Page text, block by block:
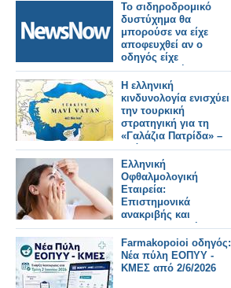
Το σιδηροδρομικό
δυστύχημα θα
μπορούσε να είχε
αποφευχθεί αν ο
οδηγός είχε
χρησιμοποιήσει το
σύστημα έκτακτης
ανάγκης σύμφωνα με
έρευνα.
Η ελληνική
κινδυνολογία ενισχύει
την τουρκική
στρατηγική για τη
«Γαλάζια Πατρίδα» –
Ανάλυση του
Κωνσταντίνου
Μπαλωμένου
Ελληνική
Οφθαλμολογική
Εταιρεία:
Επιστημονικά
ανακριβής και
παραπλανητική η
διόρθωση της
μυωπίας με σταγόνες
Farmakopoioi οδηγός:
Νέα πύλη ΕΟΠΥΥ -
ΚΜΕΣ από 2/6/2026